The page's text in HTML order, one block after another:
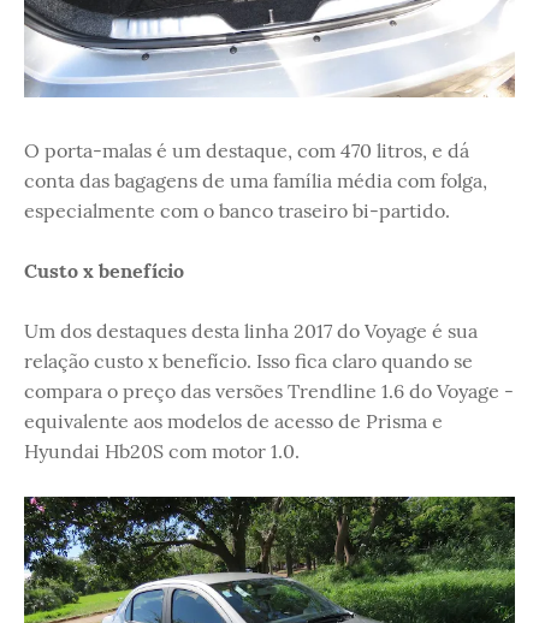
O porta-malas é um destaque, com 470 litros, e dá
conta das bagagens de uma família média com folga,
especialmente com o banco traseiro bi-partido.
Custo x benefício
Um dos destaques desta linha 2017 do Voyage é sua
relação custo x benefício. Isso fica claro quando se
compara o preço das versões Trendline 1.6 do Voyage -
equivalente aos modelos de acesso de Prisma e
Hyundai Hb20S com motor 1.0.